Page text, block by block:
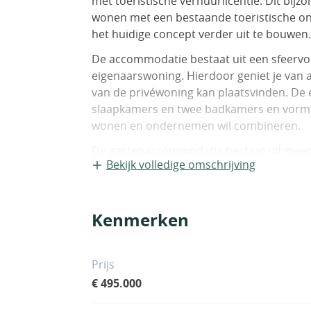
wonen met een bestaande toeristische
het huidige concept verder uit te bouwen.
De accommodatie bestaat uit een
eigenaarswoning. Hierdoor geniet je
van de privéwoning kan plaatsvinden.
slaapkamers en twee badkamers en
wonen en ondernemen wil combineren.
comfort centraal staan. Er is een deluxe
badkamer. Daarnaast beschikken de
Voor gasten die meer privacy wensen is
keuken. Hierdoor is de accommodatie
Bekijk volledige omschrijving
Kenmerken
Prijs
€ 495.000